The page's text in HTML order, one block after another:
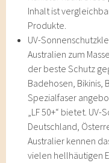
Inhalt ist
Produkte.
UV-
Australien zum
der beste Schutz
Badehosen, Bikinis,
Spezialfaser
„LF 50+“ bietet.
Deutschland,
Australier kennen
vielen hellhäutigen